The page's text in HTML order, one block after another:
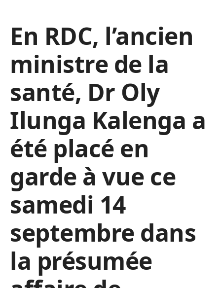
En RDC, l’ancien
ministre de la
santé, Dr Oly
Ilunga Kalenga a
été placé en
garde à vue ce
samedi 14
septembre dans
la présumée